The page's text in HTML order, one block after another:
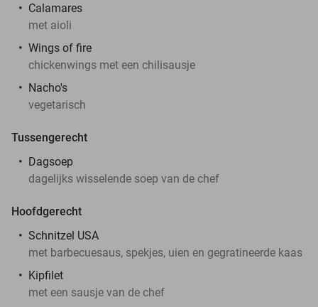
Calamares
met aioli
Wings of fire
chickenwings met een chilisausje
Nacho's
vegetarisch
Tussengerecht
Dagsoep
dagelijks wisselende soep van de chef
Hoofdgerecht
Schnitzel USA
met barbecuesaus, spekjes, uien en gegratineerde kaas
Kipfilet
met een sausje van de chef